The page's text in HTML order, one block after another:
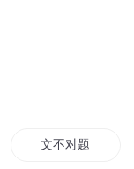
文不对题